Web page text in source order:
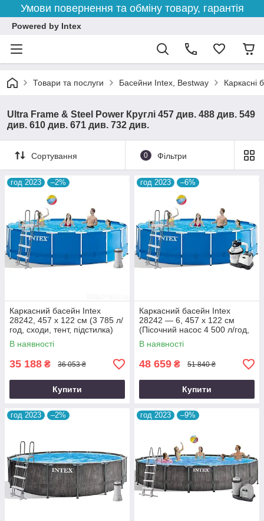
Умови повернення та обміну товару, гарантія
Powered by Intex
Товари та послуги Басейни Intex, Bestway Каркасні
Ultra Frame & Steel Power Круглі 457 див. 488 див. 549
див. 610 див. 671 див. 732 див.
Сортування 0 Фільтри
год 2023 –2%
Каркасний басейн Intex
28242, 457 x 122 см (3 785 л/
год, сходи, тент, підстилка)
В наявності
35 188 ₴ 36 053 ₴
Купити
год 2023 –6%
Каркасний басейн Intex
28242 — 6, 457 x 122 см
(Пісочний насос 4 500 л/год,
сходи, тент, підстилка)
В наявності
48 659 ₴ 51 840 ₴
Купити
год 2023 –2% год 2023 –9%